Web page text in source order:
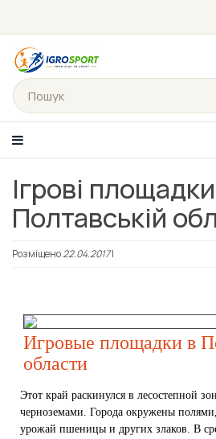
Каталог товарiв
Портфоліо
Контакти
Ігрові
Полтавській
Розміщено22.04.2017|
Игровые площадки в
области
Этот край раскинулся в лесостепной
черноземами. Города окружены
урожай пшеницы и других злаков. В